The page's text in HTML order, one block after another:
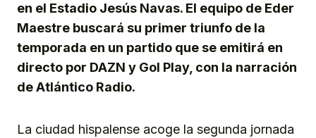
en el Estadio Jesús Navas. El equipo de Eder
Maestre buscará su primer triunfo de la
temporada en un partido que se emitirá en
directo por DAZN y Gol Play, con la narración
de Atlántico Radio.
La ciudad hispalense acoge la segunda jornada